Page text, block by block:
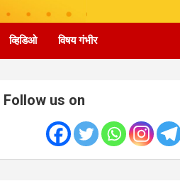
व्हिडिओ विषय गंभीर
Follow us on